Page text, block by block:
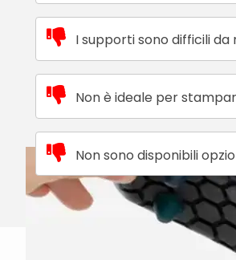
I supporti sono difficili
Non è ideale per
Non sono disponibili